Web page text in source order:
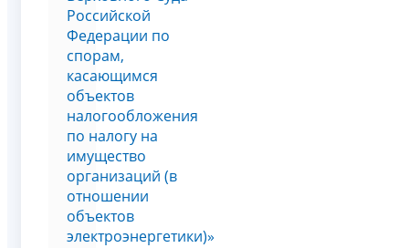
Российской
Федерации по
спорам,
касающимся
объектов
налогообложения
по налогу на
имущество
организаций (в
отношении
объектов
электроэнергетики)»